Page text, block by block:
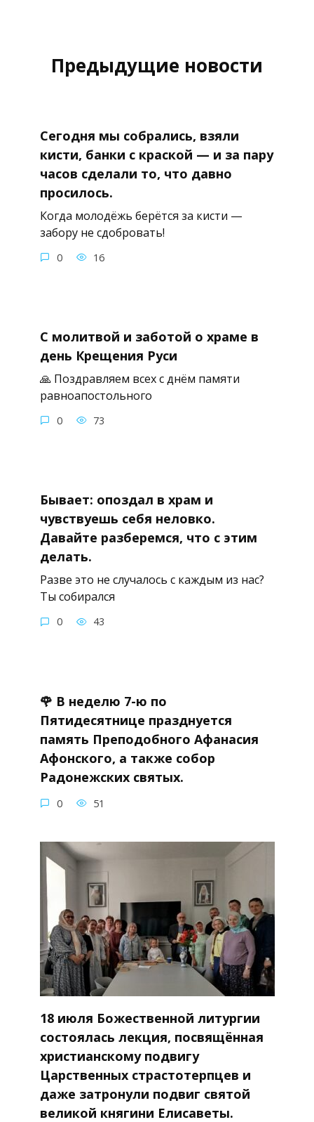
Предыдущие новости
Сегодня мы собрались, взяли
кисти, банки с краской — и за пару
часов сделали то, что давно
просилось.
Когда молодёжь берётся за кисти —
забору не сдобровать!
0 16
С молитвой и заботой о храме в
день Крещения Руси
🙏 Поздравляем всех с днём памяти
равноапостольного
0 73
Бывает: опоздал в храм и
чувствуешь себя неловко.
Давайте разберемся, что с этим
делать.
Разве это не случалось с каждым из нас?
Ты собирался
0 43
🌹 В неделю 7-ю по
Пятидесятнице празднуется
память Преподобного Афанасия
Афонского, а также собор
Радонежских святых.
0 51
18 июля Божественной литургии
состоялась лекция, посвящённая
христианскому подвигу
Царственных страстотерпцев и
даже затронули подвиг святой
великой княгини Елисаветы.